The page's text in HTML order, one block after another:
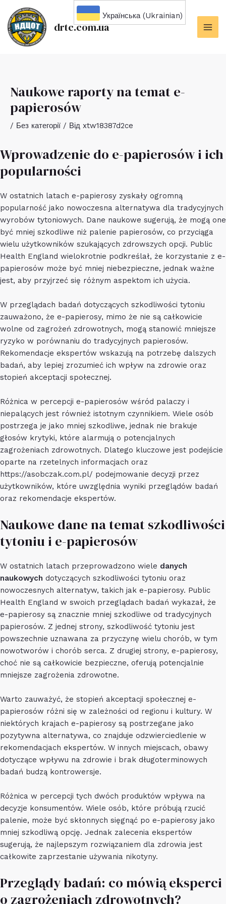
Перейти
вмісту
drtc.com.ua
Naukowe raporty na temat e-
papierosów
/ Без категорії / Від xtw18387d2ce
Wprowadzenie do e-papierosów i ich
popularności
W ostatnich latach e-papierosy zyskały ogromną
popularność jako nowoczesna alternatywa dla tradycyjnych
wyrobów tytoniowych. Dane naukowe sugerują, że mogą one
być mniej szkodliwe niż palenie papierosów, co przyciąga
wielu użytkowników szukających zdrowszych opcji. Public
Health England wielokrotnie podkreślał, że korzystanie z e-
papierosów może być mniej niebezpieczne, jednak ważne
jest, aby przyjrzeć się różnym aspektom ich użycia.
W przeglądach badań dotyczących szkodliwości tytoniu
zauważono, że e-papierosy, mimo że nie są całkowicie
wolne od zagrożeń zdrowotnych, mogą stanowić mniejsze
ryzyko w porównaniu do tradycyjnych papierosów.
Rekomendacje ekspertów wskazują na potrzebę dalszych
badań, aby lepiej zrozumieć ich wpływ na zdrowie oraz
stopień akceptacji społecznej.
Różnica w percepcji e-papierosów wśród palaczy i
niepalących jest również istotnym czynnikiem. Wiele osób
postrzega je jako mniej szkodliwe, jednak nie brakuje
głosów krytyki, które alarmują o potencjalnych
zagrożeniach zdrowotnych. Dlatego kluczowe jest podejście
oparte na rzetelnych informacjach oraz
https://asobczak.com.pl/ podejmowanie decyzji przez
użytkowników, które uwzględnia wyniki przeglądów badań
oraz rekomendacje ekspertów.
Naukowe dane na temat szkodliwości
tytoniu i e-papierosów
W ostatnich latach przeprowadzono wiele danych
naukowych dotyczących szkodliwości tytoniu oraz
nowoczesnych alternatyw, takich jak e-papierosy. Public
Health England w swoich przeglądach badań wykazał, że
e-papierosy są znacznie mniej szkodliwe od tradycyjnych
papierosów. Z jednej strony, szkodliwość tytoniu jest
powszechnie uznawana za przyczynę wielu chorób, w tym
nowotworów i chorób serca. Z drugiej strony, e-papierosy,
choć nie są całkowicie bezpieczne, oferują potencjalnie
mniejsze zagrożenia zdrowotne.
Warto zauważyć, że stopień akceptacji społecznej e-
papierosów różni się w zależności od regionu i kultury. W
niektórych krajach e-papierosy są postrzegane jako
pozytywna alternatywa, co znajduje odzwierciedlenie w
rekomendacjach ekspertów. W innych miejscach, obawy
dotyczące wpływu na zdrowie i brak długoterminowych
badań budzą kontrowersje.
Różnica w percepcji tych dwóch produktów wpływa na
decyzje konsumentów. Wiele osób, które próbują rzucić
palenie, może być skłonnych sięgnąć po e-papierosy jako
mniej szkodliwą opcję. Jednak zalecenia ekspertów
sugerują, że najlepszym rozwiązaniem dla zdrowia jest
całkowite zaprzestanie używania nikotyny.
Przeglądy badań: co mówią eksperci
o zagrożeniach zdrowotnych?
Українська (Ukrainian)